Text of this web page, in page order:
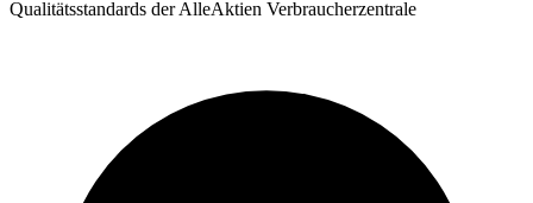
Qualitätsstandards der AlleAktien Verbraucherzentrale